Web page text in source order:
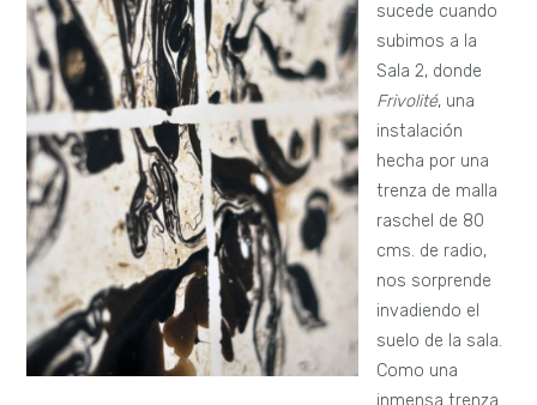
sucede cuando
subimos a la
Sala 2, donde
Frivolité, una
instalación
hecha por una
trenza de malla
raschel de 80
cms. de radio,
nos sorprende
invadiendo el
suelo de la sala.
Como una